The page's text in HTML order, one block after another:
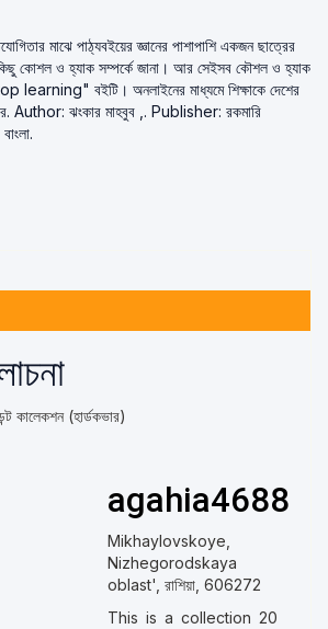
মাঝে পাঠ্যবইয়ের জ্ঞানের পাশাপাশি একজন ছাত্রের
কোশল ও হ্যাক সম্পর্কে জানা। আর সেইসব কৌশল ও হ্যাক
learning" বইটি। অনলাইনের মাধ্যমে শিক্ষাকে দেশের
Author: ঝংকার মাহবুব ,. Publisher: রকমারি
কালেকশন (হার্ডকভার)
agahia4688
Mikhaylovskoye,
Nizhegorodskaya
oblast', রাশিয়া, 606272
This is a collection 20